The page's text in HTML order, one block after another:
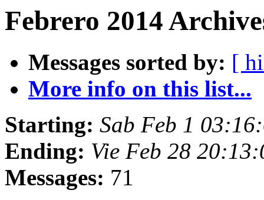
Febrero 2014
Messages sorted by: [
More info on this list...
Starting: Sab Feb 1
Ending: Vie Feb 28
Messages: 71